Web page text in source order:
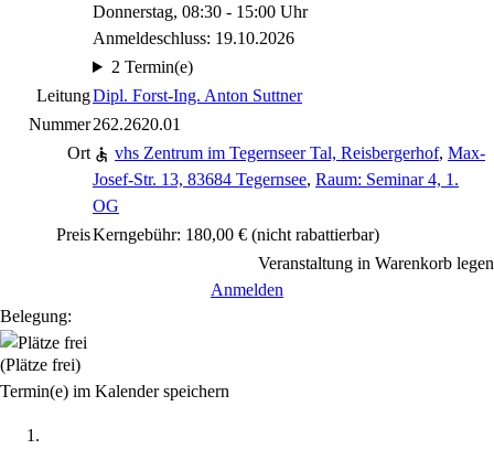
Donnerstag, 08:30 - 15:00 Uhr
Anmeldeschluss: 19.10.2026
2 Termin(e)
LeitungDipl. Forst-Ing. Anton Suttner
Nummer262.2620.01
Ort
vhs Zentrum im Tegernseer Tal, Reisbergerhof, Max-
Josef-Str. 13, 83684 Tegernsee, Raum: Seminar 4, 1.
OG
PreisKerngebühr: 180,00 € (nicht rabattierbar)
Veranstaltung in Warenkorb legen
Anmelden
Belegung:
(Plätze frei)
Termin(e) im Kalender speichern